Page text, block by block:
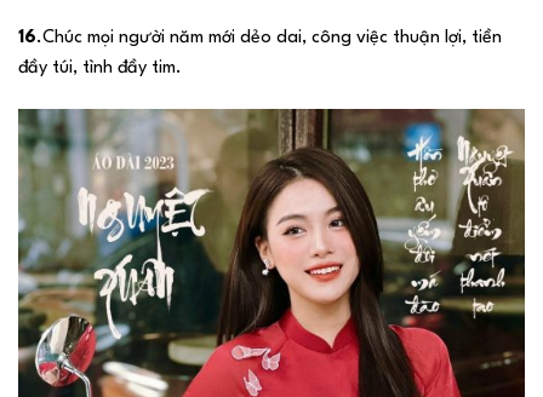
16.Chúc mọi người năm mới dẻo dai, công việc thuận lợi, tiền
đầy túi, tình đầy tim.